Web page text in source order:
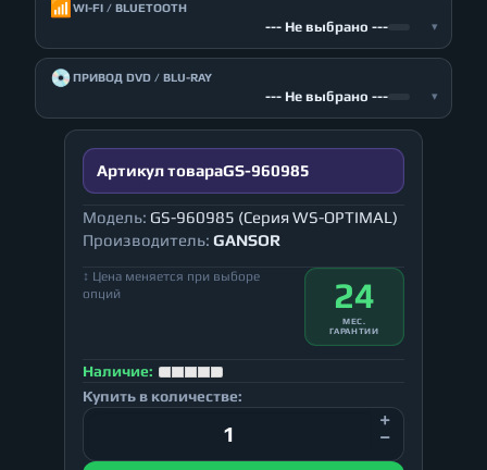
📶 WI-FI / BLUETOOTH
--- Не выбрано --- ▾
💿ПРИВОД DVD / BLU-RAY
--- Не выбрано --- ▾
Артикул товараGS-960985
Модель: GS-960985 (Серия WS-OPTIMAL)
Производитель: GANSOR
↕ Цена меняется при выборе
опций
24
МЕС.
ГАРАНТИИ
Наличие:
Купить в количестве: